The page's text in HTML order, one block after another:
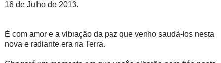
16 de Julho de 2013.
É com amor e a vibração da paz que venho saudá-los nesta
nova e radiante era na Terra.